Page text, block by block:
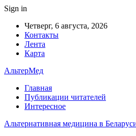
Sign in
Четверг, 6 августа, 2026
Контакты
Лента
Карта
АльтерМед
Главная
Публикации читателей
Интересное
Альтернативная медицина в